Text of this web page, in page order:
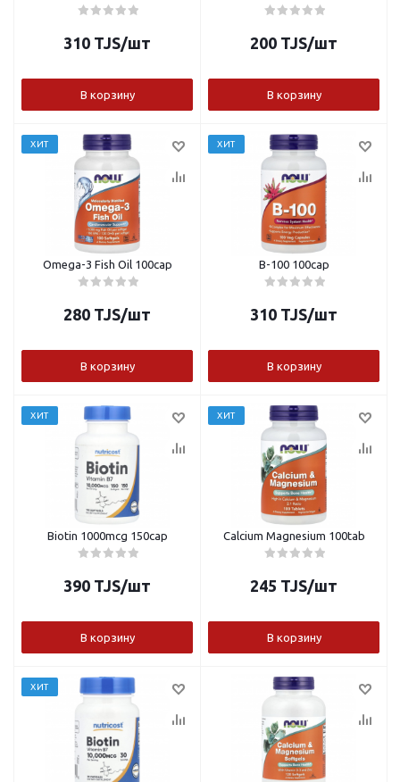
310 TJS/шт
В корзину
200 TJS/шт
В корзину
ХИТ
Omega-3 Fish Oil 100cap
280 TJS/шт
В корзину
ХИТ
B-100 100cap
310 TJS/шт
В корзину
ХИТ
Biotin 1000mcg 150cap
390 TJS/шт
В корзину
ХИТ
Calcium Magnesium 100tab
245 TJS/шт
В корзину
ХИТ